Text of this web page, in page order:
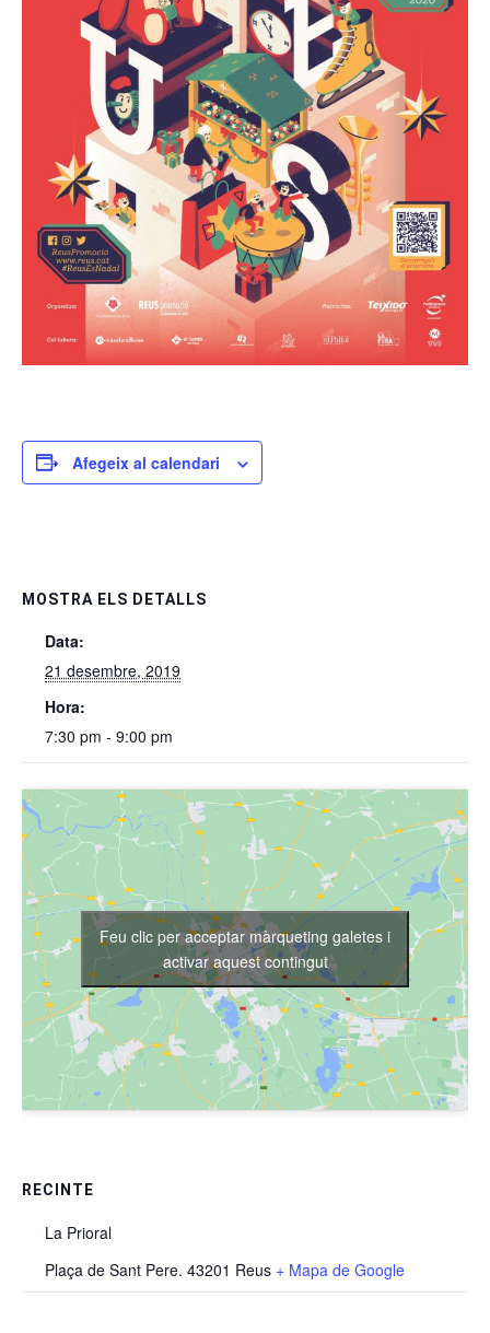
Afegeix al calendari
MOSTRA ELS DETALLS
Data:
21 desembre, 2019
Hora:
7:30 pm - 9:00 pm
RECINTE
La Prioral
Plaça de Sant Pere. 43201 Reus + Mapa de Google
Feu clic per acceptar màrqueting galetes i
activar aquest contingut